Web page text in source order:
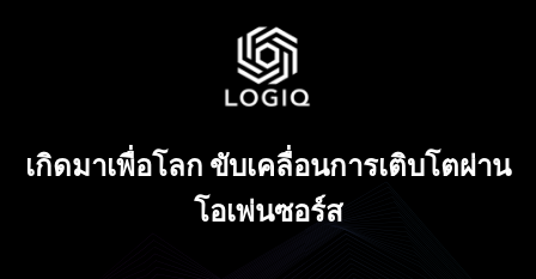
เกิดมาเพื่อโลก ขับเคลื่อนการเติบโตผ่าน
โอเพ่นซอร์ส